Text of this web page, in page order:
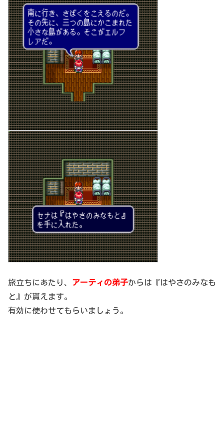
旅立ちにあたり、 アーティの弟子からは『はやさのみなも
と』が貰えます。
有効に使わせてもらいましょう。